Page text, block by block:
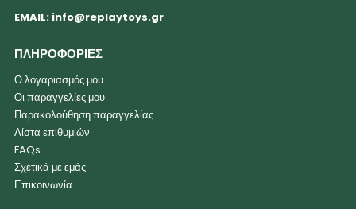
EMAIL: info@replaytoys.gr
ΠΛΗΡΟΦΟΡΙΕΣ
Ο λογαριασμός μου
Οι παραγγελίες μου
Παρακολούθηση παραγγελίας
Λίστα επιθυμιών
FAQs
Σχετικά με εμάς
Επικοινωνία